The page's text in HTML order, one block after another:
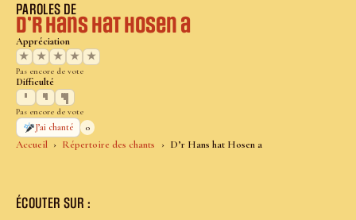
Accueil Répertoire des chants D’r Hans hat Hosen a
PAROLES DE
D’r Hans hat Hosen a
Appréciation
★
★ ★ ★ ★
Pas encore de vote
Difficulté
Pas encore de vote
J’ai chanté
0
ÉCOUTER SUR :